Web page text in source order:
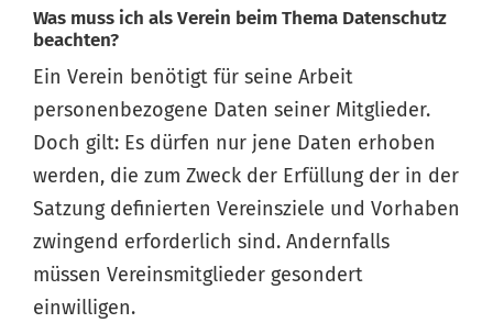
Was muss ich als Verein beim Thema Datenschutz
beachten?
Ein Verein benötigt für seine Arbeit
personenbezogene Daten seiner Mitglieder.
Doch gilt: Es dürfen nur jene Daten erhoben
werden, die zum Zweck der Erfüllung der in der
Satzung definierten Vereinsziele und Vorhaben
zwingend erforderlich sind. Andernfalls
müssen Vereinsmitglieder gesondert
einwilligen.